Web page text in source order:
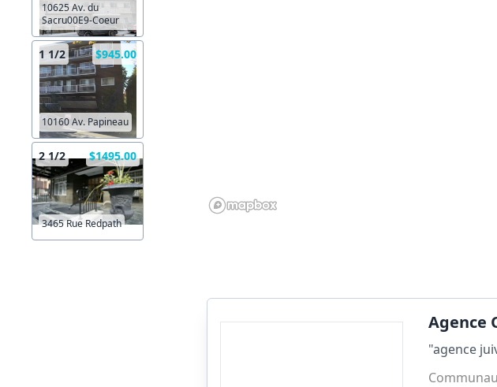
10625 Av. du
Sacru00E9-Coeur
1 1/2 $945.00
10160 Av. Papineau
2 1/2 $1495.00
3465 Rue Redpath
Agence
"agence